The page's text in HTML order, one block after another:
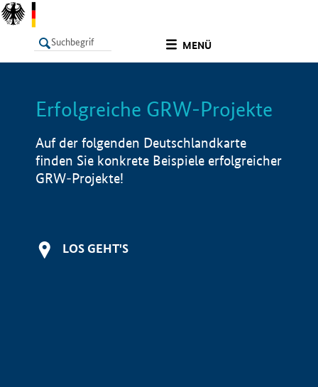
MENÜ
LISTE Info
Erfolgreiche GRW-Projekte
Auf der folgenden Deutschlandkarte
finden Sie konkrete Beispiele erfolgreicher
GRW-Projekte!
LOS GEHT'S